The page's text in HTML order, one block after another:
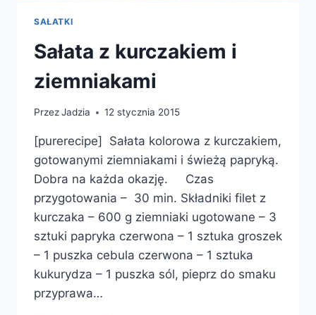
SAŁATKI
Sałata z kurczakiem i
ziemniakami
PrzezJadzia 12 stycznia 2015
[purerecipe] Sałata kolorowa z kurczakiem,
gotowanymi ziemniakami i świeżą papryką.
Dobra na każda okazję. Czas
przygotowania – 30 min. Składniki filet z
kurczaka – 600 g ziemniaki ugotowane – 3
sztuki papryka czerwona – 1 sztuka groszek
– 1 puszka cebula czerwona – 1 sztuka
kukurydza – 1 puszka sól, pieprz do smaku
przyprawa…